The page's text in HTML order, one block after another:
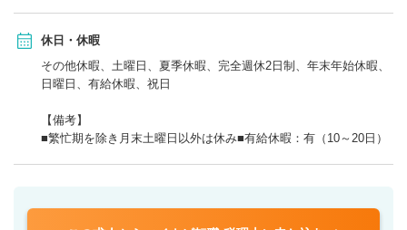
休日・休暇
その他休暇、土曜日、夏季休暇、完全週休2日制、年末年始休暇、
日曜日、有給休暇、祝日
【備考】
■繁忙期を除き月末土曜日以外は休み■有給休暇：有（10～20日）